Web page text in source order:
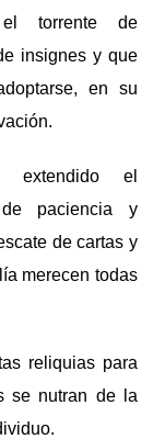
el torrente de
insignes y que
en su
extendido el
paciencia y
de cartas y
merecen todas
reliquias para
se nutran de la